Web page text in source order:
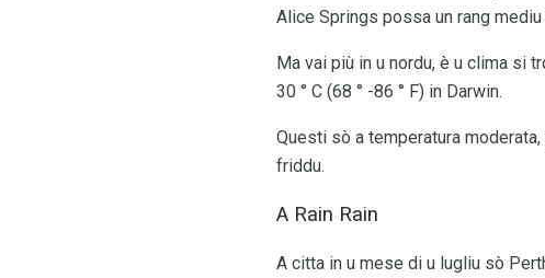
Alice Springs possa un rang mediu
Ma vai più in u nordu, è u clima si
30 ° C (68 ° -86 ° F) in Darwin.
Questi sò a temperatura
friddu.
A Rain Rain
A citta in u mese di u lugliu sò